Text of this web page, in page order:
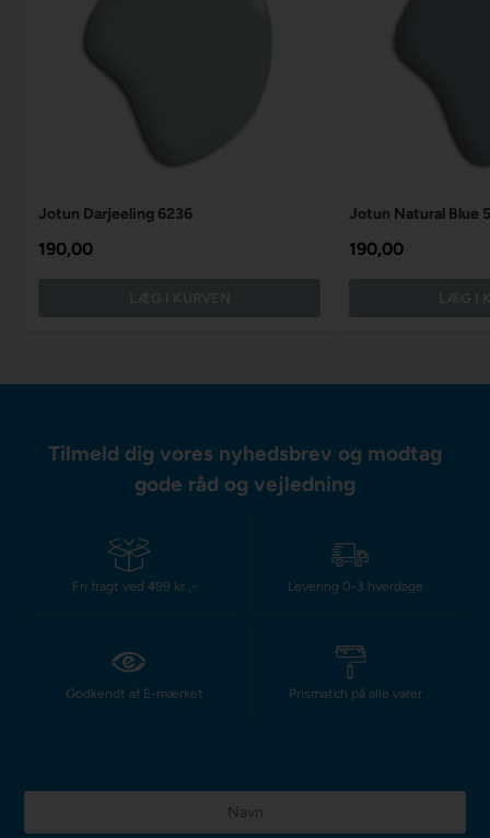
Jotun Darjeeling 6236
190,00
Jotun Natural Blue
190,00
Tilmeld dig vores nyhedsbrev og modtag
gode råd og vejledning
Fri fragt ved 499 kr.,- Levering 0-3 hverdage
Godkendt af E-mærket Prismatch på alle varer